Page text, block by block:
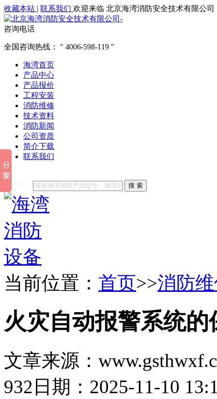
收藏本站 | 联系我们 欢迎来临 北京海湾消防安全技术有限公司
咨询电话
全国咨询热线： 4006-598-119
海湾首页
产品中心
产品报价
工程安装
消防维修
技术资料
消防新闻
公司资质
简介下载
联系我们
他们都在搜索:
搜 索
当前位置： 首页>>消防
火灾自动报警系统
文章来源：
932 日期：2025-11-10